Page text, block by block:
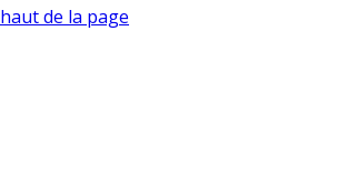
de la page